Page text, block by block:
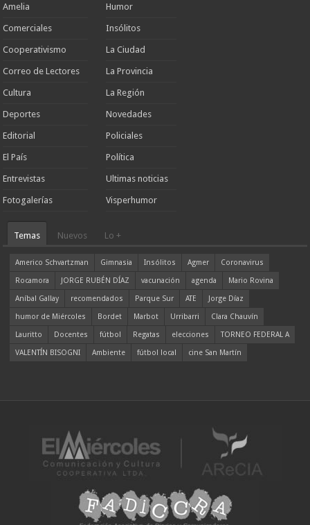
Amelia
Comerciales
Cooperativismo
Correo de Lectores
Cultura
Deportes
Editorial
El País
Entrevistas
Fotogalerías
Humor
Insólitos
La Ciudad
La Provincia
La Región
Novedades
Policiales
Política
Ultimas noticias
Visperhumor
Temas Nuevos Lo +
Americo Schvartzman Gimnasia Insólitos Agmer
Coronavirus
Rocamora
JORGE RUBÉN DÍAZ vacunación agenda
Mario Rovina
Aníbal Gallay
recomendados Parque Sur ATE
Jorge Díaz
humor de Miércoles
Bordet Marbot Urribarri
Clara Chauvín
Lauritto
Docentes fútbol Regatas elecciones
TORNEO FEDERAL A
VALENTÍN BISOGNI
Ambiente fútbol local cine San Martín